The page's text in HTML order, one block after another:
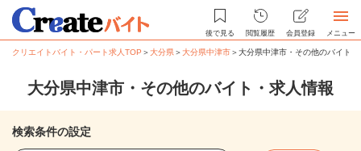
後で見る 閲覧履歴 会員登録 メニュー
クリエイトバイト・パート求人TOP ＞大分県＞大分県中津市＞大分県中津市・その他のバイト
大分県中津市・その他のバイト・求人情報
検索条件の設定